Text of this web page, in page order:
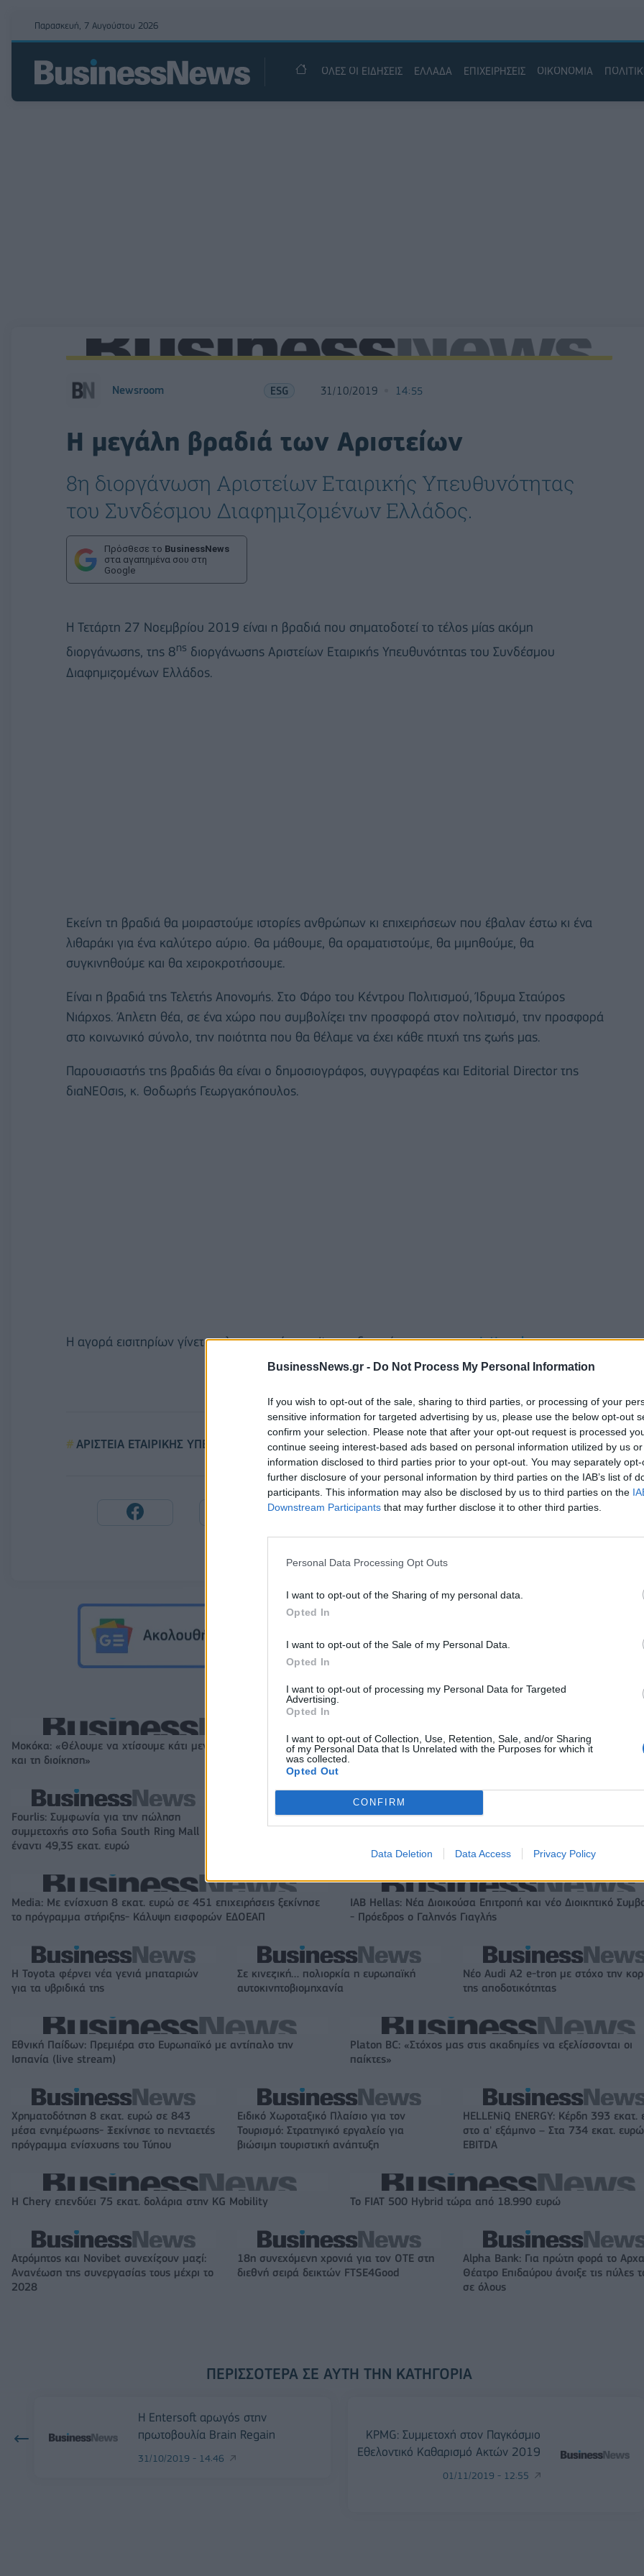
BusinessNews.gr - Do Not Process My Personal Information
If you wish to opt-out of the sale, sharing to third parties, or processing of your
sensitive information for targeted advertising by us, please use the below opt-out
confirm your selection. Please note that after your opt-out request is processed
continue seeing interest-based ads based on personal information utilized by us
information disclosed to third parties prior to your opt-out. You may separately
further disclosure of your personal information by third parties on the IAB’s list of
participants. This information may also be disclosed by us to third parties on the
Downstream Participants that may further disclose it to other third parties.
Personal Data Processing Opt Outs
I want to opt-out of the Sharing of my personal data.
Opted In
I want to opt-out of the Sale of my Personal Data.
Opted In
I want to opt-out of processing my Personal Data for Targeted
Advertising.
Opted In
I want to opt-out of Collection, Use, Retention, Sale, and/or Sharing
of my Personal Data that Is Unrelated with the Purposes for which it
was collected.
Opted Out
CONFIRM
Data Deletion Data Access Privacy Policy
Παρασκευή, 7 Αυγούστου 2026
ΟΛΕΣ ΟΙ ΕΙΔΗΣΕΙΣ ΕΛΛΑΔΑ ΕΠΙΧΕΙΡΗΣΕΙΣ ΟΙΚΟΝΟΜΙΑ
Newsroom ESG 31/10/2019 14:55
Η μεγάλη βραδιά των Αριστείων
8η διοργάνωση Αριστείων Εταιρικής Υπευθυνότητας
του Συνδέσμου Διαφημιζομένων Ελλάδος.
Πρόσθεσε το BusinessNews
στα αγαπημένα σου στη
Google
H Τετάρτη 27 Νοεμβρίου 2019 είναι η βραδιά που σηματοδοτεί το τέλος μίας ακόμη
διοργάνωσης, της 8ης διοργάνωσης Αριστείων Εταιρικής Υπευθυνότητας του Συνδέσμου
Διαφημιζομένων Ελλάδος.
Εκείνη τη βραδιά θα μοιραστούμε ιστορίες ανθρώπων κι επιχειρήσεων που έβαλαν έστω κι ένα
λιθαράκι για ένα καλύτερο αύριο. Θα μάθουμε, θα οραματιστούμε, θα μιμηθούμε, θα
συγκινηθούμε και θα χειροκροτήσουμε.
Είναι η βραδιά της Τελετής Απονομής. Στο Φάρο του Κέντρου Πολιτισμού, Ίδρυμα Σταύρος
Νιάρχος. Άπλετη θέα, σε ένα χώρο που συμβολίζει την προσφορά στον πολιτισμό, την προσφορά
στο κοινωνικό σύνολο, την ποιότητα που θα θέλαμε να έχει κάθε πτυχή της ζωής μας.
Παρουσιαστής της βραδιάς θα είναι ο δημοσιογράφος, συγγραφέας και Editorial Director της
διαΝΕΟσις, κ. Θοδωρής Γεωργακόπουλος.
Η αγορά εισιτηρίων γίνεται ηλεκτρονικά στο site της διοργάνωσηςwww.aristia-sde.gr
ΑΡΙΣΤΕΙΑ ΕΤΑΙΡΙΚΗΣ ΥΠΕΥΘΥΝΟΤΗΤΑΣ
Μοκόκα: «Θέλουμε να χτίσουμε κάτι μεγάλο με την ιδιοκτησία
και τη διοίκηση»
Δόξα Λευκάδας: Έβδομη μεταγραφή ο Τζος Σάρμα (vid)
Fourlis: Συμφωνία για την πώληση
συμμετοχής στο Sofia South Ring Mall
έναντι 49,35 εκατ. ευρώ
Β.Σ. Καρούλιας: Τζίρος 98,7 εκατ. ευρώ
Metlen: Ρεκόρ EBITDA στο α' εξάμηνο,
Media: Με ενίσχυση 8 εκατ. ευρώ σε 451 επιχειρήσεις ξεκίνησε
το πρόγραμμα στήριξης- Κάλυψη εισφορών ΕΔΟΕΑΠ
IAB Hellas: Νέα Διοικούσα Επιτροπή και νέο Διοικητικό
- Πρόεδρος ο Γαληνός Γιαγλής
Η Toyota φέρνει νέα γενιά μπαταριών
για τα υβριδικά της
Σε κινεζική… πολιορκία η ευρωπαϊκή
αυτοκινητοβιομηχανία
Νέο Audi A2 e-tron με στόχο την
της αποδοτικότητας
Εθνική Παίδων: Πρεμιέρα στο Ευρωπαϊκό με αντίπαλο την
Ισπανία (live stream)
Platon BC: «Στόχος μας στις ακαδημίες να εξελίσσονται οι
παίκτες»
Χρηματοδότηση 8 εκατ. ευρώ σε 843
μέσα ενημέρωσης- Ξεκίνησε το πενταετές
πρόγραμμα ενίσχυσης του Τύπου
Ειδικό Χωροταξικό Πλαίσιο για τον
Τουρισμό: Στρατηγικό εργαλείο για
βιώσιμη τουριστική ανάπτυξη
HELLENiQ ENERGY: Κέρδη 393 εκατ.
στο α' εξάμηνο – Στα 734 εκατ.
EBITDA
Η Chery επενδύει 75 εκατ. δολάρια στην KG Mobility Το FIAT 500 Hybrid τώρα από 18.990 ευρώ
Ατρόμητος και Novibet συνεχίζουν μαζί:
Ανανέωση της συνεργασίας τους μέχρι το
2028
18η συνεχόμενη χρονιά για τον ΟΤΕ στη
διεθνή σειρά δεικτών FTSE4Good
Alpha Bank: Για πρώτη φορά το
Θέατρο Επιδαύρου άνοιξε τις πύλες
σε όλους
ΠΕΡΙΣΣΌΤΕΡΑ ΣΕ ΑΥΤΉ ΤΗΝ ΚΑΤΗΓΟΡΊΑ
Η Entersoft αρωγός στην
πρωτοβουλία Brain Regain
31/10/2019 - 14:46
KPMG: Συμμετοχή στον Παγκόσμιο
Εθελοντικό Καθαρισμό Ακτών 2019
01/11/2019 - 12:55